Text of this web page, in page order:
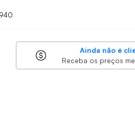
Ainda não é
Receba os preços